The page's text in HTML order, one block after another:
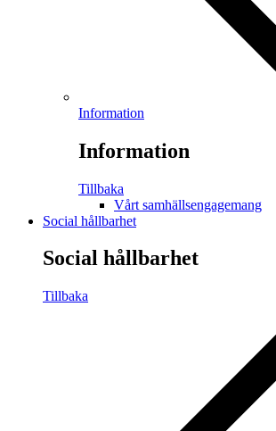
Information
Information
Tillbaka
Vårt samhällsengagemang
Social hållbarhet
Social hållbarhet
Tillbaka